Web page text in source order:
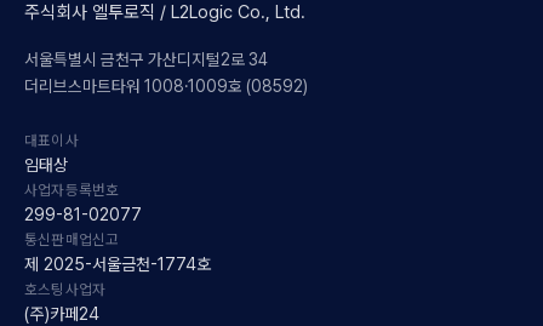
주식회사 엘투로직 / L2Logic Co., Ltd.
서울특별시 금천구 가산디지털2로 34
더리브스마트타워 1008·1009호 (08592)
대표이사
임태상
사업자등록번호
299-81-02077
통신판매업신고
제 2025-서울금천-1774호
호스팅사업자
(주)카페24